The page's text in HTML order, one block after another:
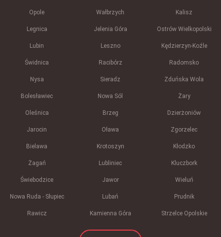
Opole Wałbrzych Kalisz
Legnica Jelenia Góra Ostrów Wielkopolski
Lubin Leszno Kędzierzyn-Koźle
Świdnica Racibórz Radomsko
Nysa Sieradz Zduńska Wola
Bolesławiec Nowa Sól Żary
Oleśnica Brzeg Dzierżoniów
Jarocin Oława Zgorzelec
Bielawa Krotoszyn Kłodzko
Żagań Lubliniec Kluczbork
Świebodzice Jawor Wieluń
Nowa Ruda - Słupiec Lubań Prudnik
Rawicz Kamienna Góra Strzelce Opolskie